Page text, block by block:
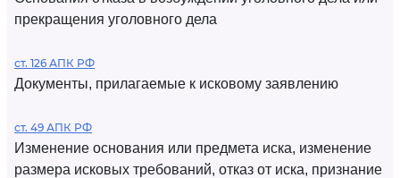
прекращения уголовного дела
ст. 126 АПК РФ
Документы, прилагаемые к исковому заявлению
ст. 49 АПК РФ
Изменение основания или предмета иска, изменение
размера исковых требований, отказ от иска, признание